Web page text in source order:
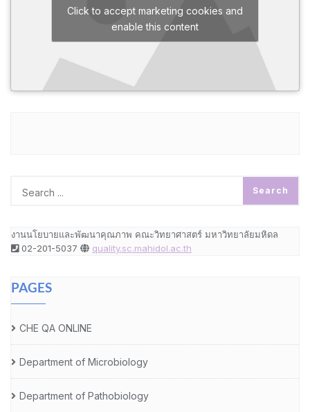
Click to accept marketing cookies and
enable this content
งานนโยบายและพัฒนาคุณภาพ คณะวิทยาศาสตร์ มหาวิทยาลัยมหิดล
02-201-5037
quality.sc.mahidol.ac.th
PAGES
CHE QA ONLINE
Department of Microbiology
Department of Pathobiology